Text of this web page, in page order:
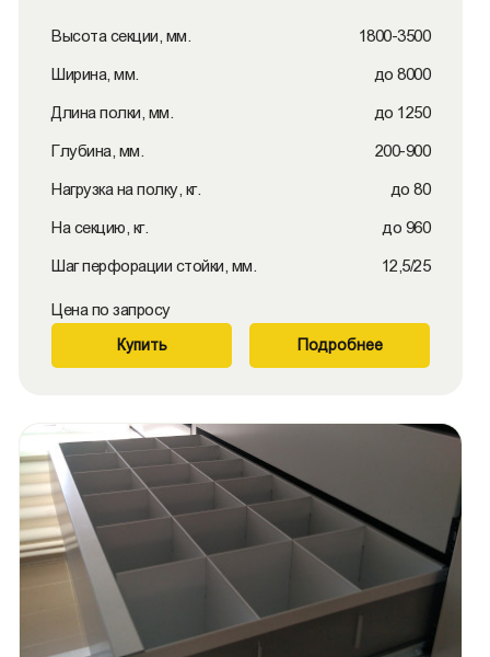
Высота секции, мм. 1800-3500
Ширина, мм. до 8000
Длина полки, мм. до 1250
Глубина, мм. 200-900
Нагрузка на полку, кг. до 80
На секцию, кг. до 960
Шаг перфорации стойки, мм. 12,5/25
Цена по запросу
Купить Подробнее